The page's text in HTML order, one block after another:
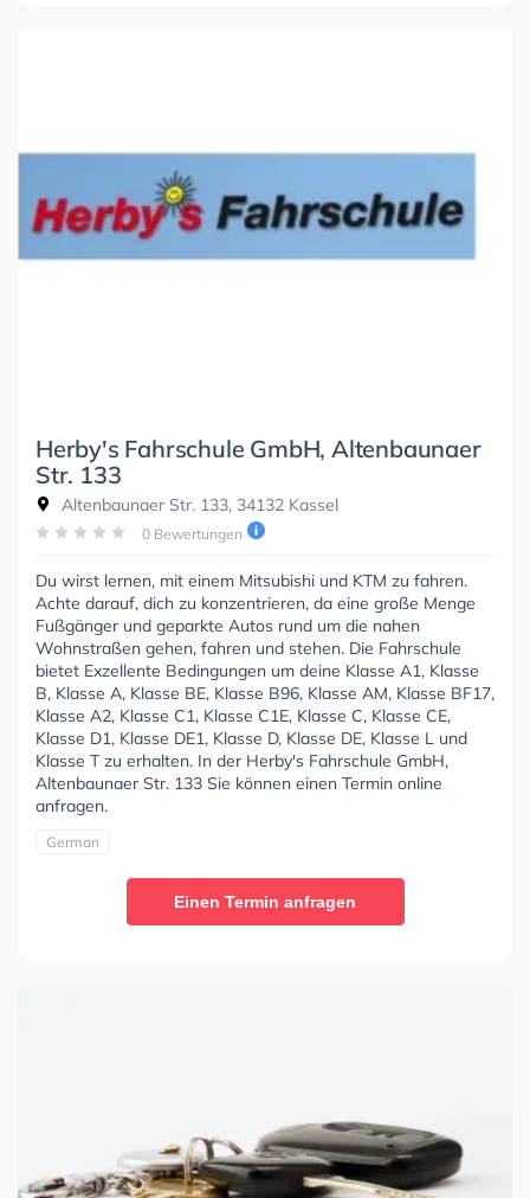
Herby's Fahrschule GmbH, Altenbaunaer
Str. 133
Altenbaunaer Str. 133, 34132 Kassel
0 Bewertungen
Du wirst lernen, mit einem Mitsubishi und KTM zu fahren.
Achte darauf, dich zu konzentrieren, da eine große Menge
Fußgänger und geparkte Autos rund um die nahen
Wohnstraßen gehen, fahren und stehen. Die Fahrschule
bietet Exzellente Bedingungen um deine Klasse A1, Klasse
B, Klasse A, Klasse BE, Klasse B96, Klasse AM, Klasse BF17,
Klasse A2, Klasse C1, Klasse C1E, Klasse C, Klasse CE,
Klasse D1, Klasse DE1, Klasse D, Klasse DE, Klasse L und
Klasse T zu erhalten. In der Herby's Fahrschule GmbH,
Altenbaunaer Str. 133 Sie können einen Termin online
anfragen.
German
Einen Termin anfragen